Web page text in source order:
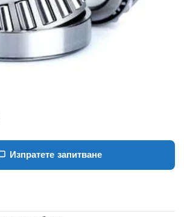
Изпратете запитване